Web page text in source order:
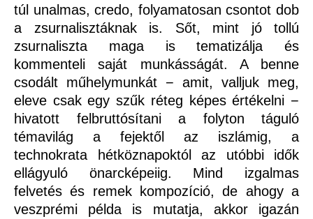
túl unalmas, credo, folyamatosan csontot dob
a zsurnalisztáknak is. Sőt, mint jó tollú
zsurnaliszta maga is tematizálja és
kommenteli saját munkásságát. A benne
csodált műhelymunkát − amit, valljuk meg,
eleve csak egy szűk réteg képes értékelni −
hivatott felbruttósítani a folyton táguló
témavilág a fejektől az iszlámig, a
technokrata hétköznapoktól az utóbbi idők
ellágyuló önarcképeiig. Mind izgalmas
felvetés és remek kompozíció, de ahogy a
veszprémi példa is mutatja, akkor igazán